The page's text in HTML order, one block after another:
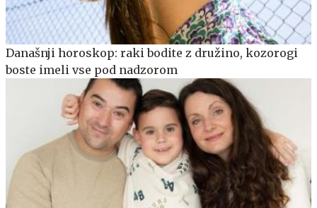
Današnji horoskop: raki bodite z družino, kozorogi
boste imeli vse pod nadzorom